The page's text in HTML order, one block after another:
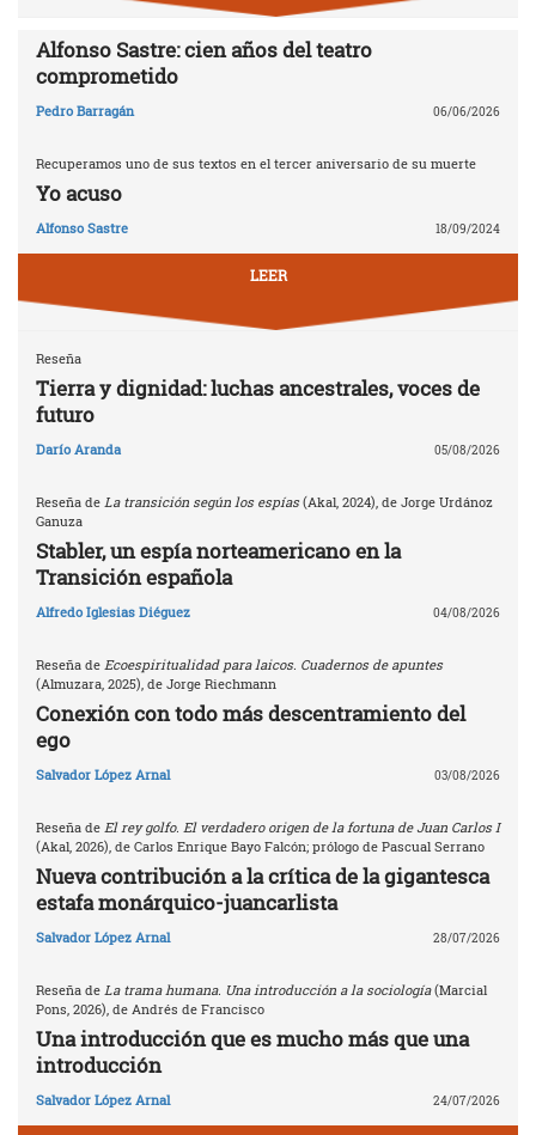
Alfonso Sastre: cien años del teatro
comprometido
Pedro Barragán 06/06/2026
Recuperamos uno de sus textos en el tercer aniversario de su muerte
Yo acuso
Alfonso Sastre 18/09/2024
LEER
Reseña
Tierra y dignidad: luchas ancestrales, voces de
futuro
Darío Aranda 05/08/2026
Reseña de La transición según los espías (Akal, 2024), de Jorge Urdánoz
Ganuza
Stabler, un espía norteamericano en la
Transición española
Alfredo Iglesias Diéguez 04/08/2026
Reseña de Ecoespiritualidad para laicos. Cuadernos de apuntes
(Almuzara, 2025), de Jorge Riechmann
Conexión con todo más descentramiento del
ego
Salvador López Arnal 03/08/2026
Reseña de El rey golfo. El verdadero origen de la fortuna de Juan Carlos I
(Akal, 2026), de Carlos Enrique Bayo Falcón; prólogo de Pascual Serrano
Nueva contribución a la crítica de la gigantesca
estafa monárquico-juancarlista
Salvador López Arnal 28/07/2026
Reseña de La trama humana. Una introducción a la sociología(Marcial
Pons, 2026), de Andrés de Francisco
Una introducción que es mucho más que una
introducción
Salvador López Arnal 24/07/2026